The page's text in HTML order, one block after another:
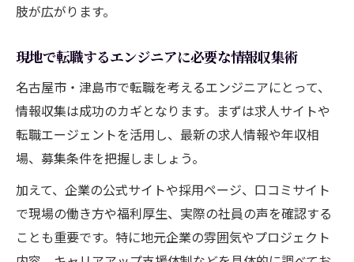
肢が広がります。
現地で転職するエンジニアに必要な情報収集術
名古屋市・津島市で転職を考えるエンジニアにとって、
情報収集は成功のカギとなります。まずは求人サイトや
転職エージェントを活用し、最新の求人情報や年収相
場、募集条件を把握しましょう。
加えて、企業の公式サイトや採用ページ、口コミサイト
で現場の働き方や福利厚生、実際の社員の声を確認する
ことも重要です。特に地元企業の雰囲気やプロジェクト